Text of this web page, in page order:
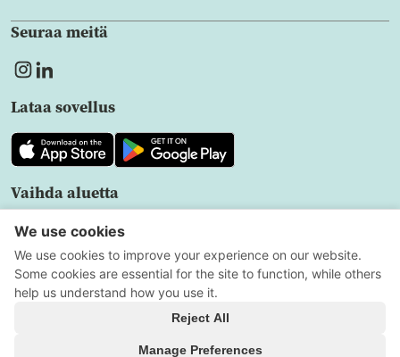
Seuraa meitä
Lataa sovellus
Vaihda aluetta
FI
Evästeasetukset